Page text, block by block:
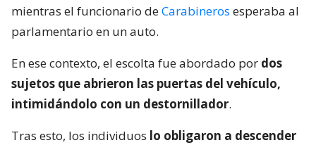
mientras el funcionario deCarabineros esperaba al
parlamentario en un auto.
En ese contexto, el escolta fue abordado por dos
sujetos que abrieron las puertas del vehículo,
intimidándolo con un destornillador.
Tras esto, los individuos lo obligaron a descender